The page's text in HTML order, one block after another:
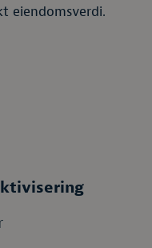
eiendomsverdi.